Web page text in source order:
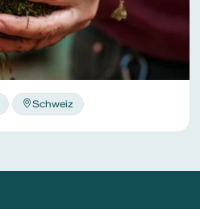
Schweiz